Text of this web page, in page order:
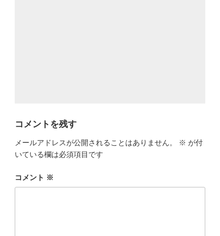
コメントを残す
メールアドレスが公開されることはありません。 ※ が付
いている欄は必須項目です
コメント ※